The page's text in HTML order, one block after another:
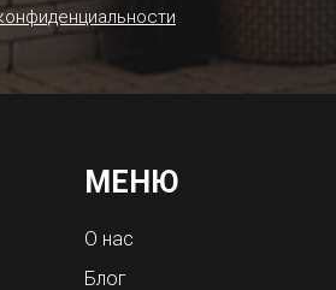
МЕНЮ
О нас
Блог